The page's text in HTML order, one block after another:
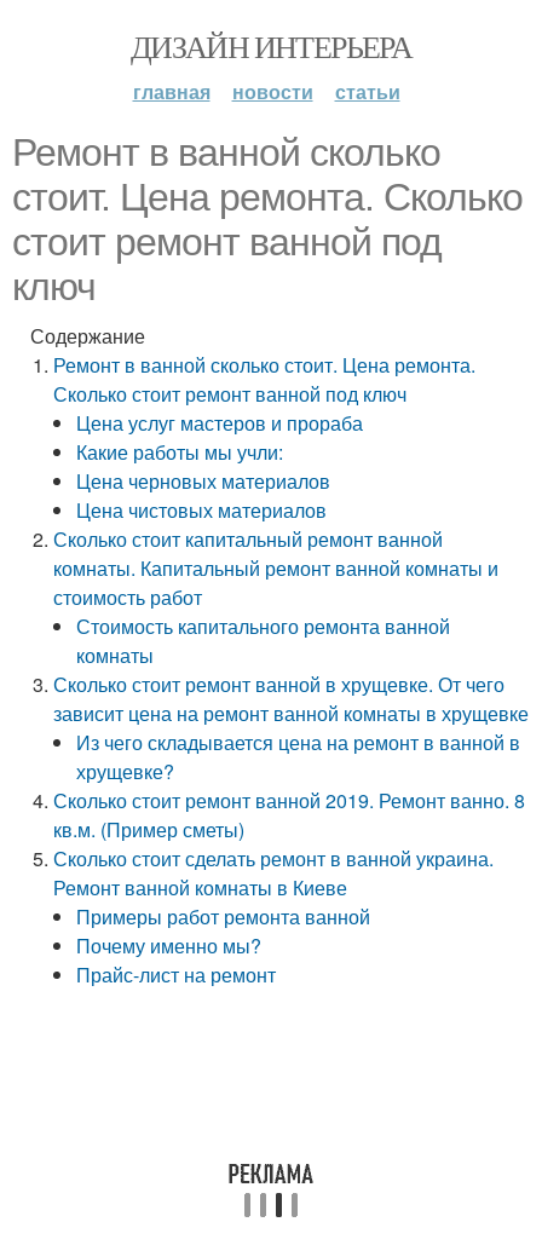
ДИЗАЙН ИНТЕРЬЕРА
главная новости статьи
Ремонт в ванной сколько
стоит. Цена ремонта. Сколько
стоит ремонт ванной под
ключ
Содержание
Ремонт в ванной сколько стоит. Цена ремонта.
Сколько стоит ремонт ванной под ключ
Цена услуг мастеров и прораба
Какие работы мы учли:
Цена черновых материалов
Цена чистовых материалов
Сколько стоит капитальный ремонт ванной
комнаты. Капитальный ремонт ванной комнаты и
стоимость работ
Стоимость капитального ремонта ванной
комнаты
Сколько стоит ремонт ванной в хрущевке. От чего
зависит цена на ремонт ванной комнаты в хрущевке
Из чего складывается цена на ремонт в ванной в
хрущевке?
Сколько стоит ремонт ванной 2019. Ремонт ванно. 8
кв.м. (Пример сметы)
Сколько стоит сделать ремонт в ванной украина.
Ремонт ванной комнаты в Киеве
Примеры работ ремонта ванной
Почему именно мы?
Прайс-лист на ремонт